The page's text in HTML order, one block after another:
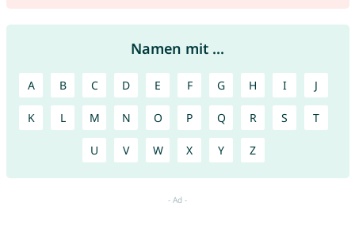
Namen mit ...
A B C D E F G H I J
K L M N O P Q R S T
U V W X Y Z